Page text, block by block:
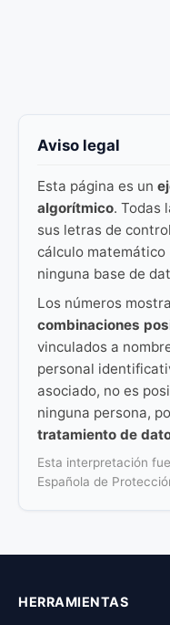
Aviso legal
Esta página es un
algorítmico. Todas
sus letras de
cálculo
ninguna base de
Los números
combinaciones
vinculados a
personal
asociado, no es
ninguna persona,
tratamiento de
Esta interpretación
Española de
HERRAMIENTAS